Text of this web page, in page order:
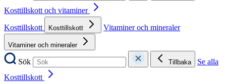
Kosttillskott och vitaminer
Kosttillskott
Kosttillskott Vitaminer och mineraler
Vitaminer och mineraler
Sök Tillbaka
Se alla
Kosttillskott